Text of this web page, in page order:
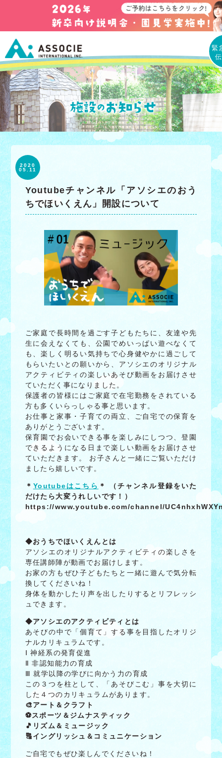
緊
2020
05.11
Youtubeチャンネル「アソシエのおう
ちでほいくえん」開設について
ご家庭で長時間を過ごす子どもたちに、友達や先
生に会えなくても、公園でめいっぱい遊べなくて
も、楽しく明るい気持ちで心身健やかに過ごして
もらいたいとの願いから、アソシエのオリジナル
アクティビティの楽しいあそび動画をお届けさせ
ていただく事になりました。
保護者の皆様にはご家庭で在宅勤務をされている
方も多くいらっしゃる事と思います。
お仕事と家事・子育ての両立、ご自宅での保育を
ありがとうございます。
保育園でお会いできる事を楽しみにしつつ、登園
できるようになる日まで楽しい動画をお届けさせ
ていただきます。 お子さんと一緒にご覧いただけ
ましたら嬉しいです。
＊ Youtubeはこちら ＊ （チャンネル登録をいた
だけたら大変うれしいです！）
https://www.youtube.com/channel/
◆おうちでほいくえんとは
アソシエのオリジナルアクティビティの楽しさを
専任講師陣が動画でお届けします。
お家の方もぜひ子どもたちと一緒に遊んで気分転
換してくださいね！
身体を動かしたり声を出したりするとリフレッシ
ュできます。
◆アソシエのアクティビティとは
あそびの中で「個育て」する事を目指したオリジ
ナルカリキュラムです。
Ⅰ 神経系の発育促進
Ⅱ 非認知能力の育成
Ⅲ 就学以降の学びに向かう力の育成
この３つを柱として、「あそびこむ」事を大切に
した４つのカリキュラムがあります。
🎨アート＆クラフト
⚽スポーツ＆ジムナスティック
🎵リズム＆ミュージック
🔠イングリッシュ＆コミュニケーション
ご自宅でもぜひ楽しんでくださいね！